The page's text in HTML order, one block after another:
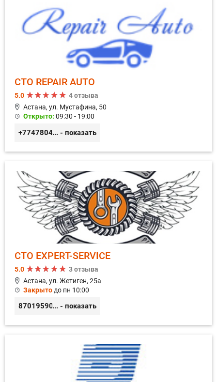
СТО REPAIR AUTO
5.0
4 отзыва
Астана, ул. Мустафина, 50
Открыто: 09:30 - 19:00
+77478040784... - показать
СТО EXPERT-SERVICE
5.0
3 отзыва
Астана, ул. Жетиген, 25а
Закрыто до пн 10:00
87019590300... - показать